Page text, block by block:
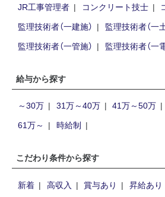
JR工事管理者
コンクリート技士
監理技術者（一建施）
監理技術者（一
監理技術者（一管施）
監理技術者（一
給与から探す
～30万 31万～40万 41万～50万
61万～
時給制
こだわり条件から探す
新着 高収入 賞与あり 昇給あり